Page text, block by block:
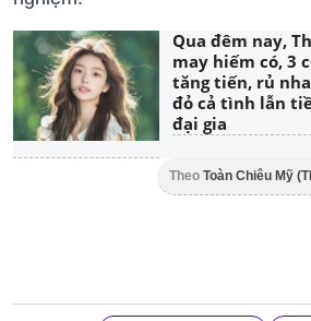
Qua đêm nay,
may hiếm có, 3
tăng tiến, rủ
đỏ cả tình lẫn
đại gia
Theo Toàn Chiêu Mỹ